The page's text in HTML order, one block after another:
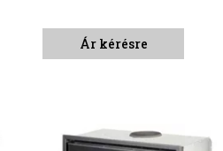
Ár kérésre